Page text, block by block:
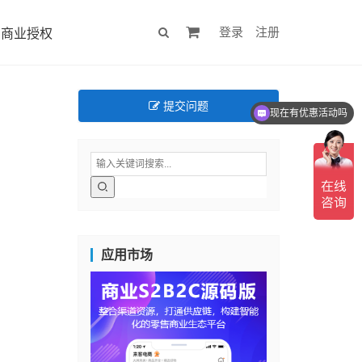
商业授权 登录 注册
提交问题
应用市场
现在有优惠活动吗